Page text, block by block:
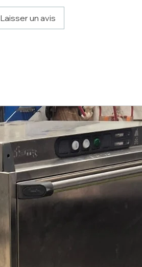
Laisser un avis